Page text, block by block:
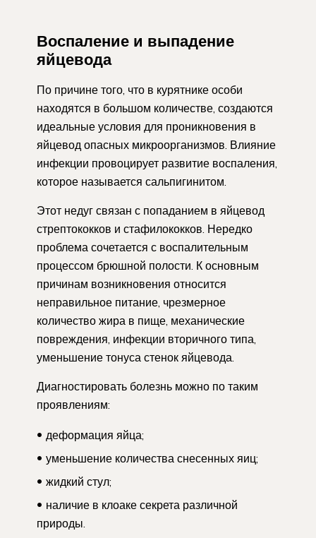
Воспаление и выпадение
яйцевода
По причине того, что в курятнике особи
находятся в большом количестве, создаются
идеальные условия для проникновения в
яйцевод опасных микроорганизмов. Влияние
инфекции провоцирует развитие воспаления,
которое называется сальпигинитом.
Этот недуг связан с попаданием в яйцевод
стрептококков и стафилококков. Нередко
проблема сочетается с воспалительным
процессом брюшной полости. К основным
причинам возникновения относится
неправильное питание, чрезмерное
количество жира в пище, механические
повреждения, инфекции вторичного типа,
уменьшение тонуса стенок яйцевода.
Диагностировать болезнь можно по таким
проявлениям:
деформация яйца;
уменьшение количества снесенных яиц;
жидкий стул;
наличие в клоаке секрета различной
природы.